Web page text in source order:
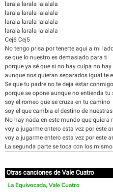
larala larala lalalala
larala larala lalalala
larala larala lalalala
larala larala lalalala
Cej6 Cej5
No tengo prisa por tenerte aqui a mi
se que lo nuestro es demasiado para ti
porque ya sé que si no hay culpa no hay
aunque nos quieran separados igual te
Se que tu padre no te deja estar conmigo
porque se opone aunque no entienda tu
soy el romeo que se cruza en tu camino
soy el que cambia el destino de
No hay nada en este mundo que quiera
voy a jugarme entero esta vez por este
voy a jugarme entero esta vez por este
La segunda parte se toca con los
Otras canciones de Vale Cuatro
La Equivocada, Vale Cuatro